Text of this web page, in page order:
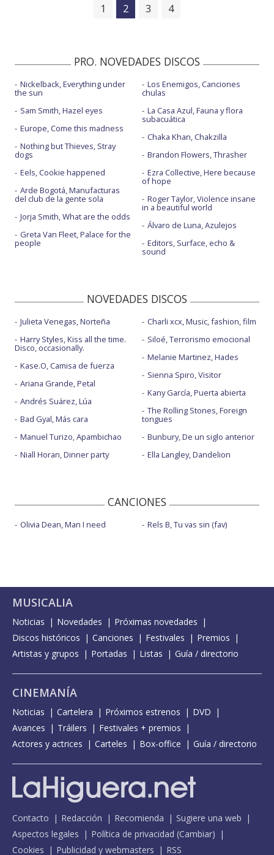
1 2 3 4
PRO. NOVEDADES DISCOS
Nickelback, Everything under
the sun
Sam Smith, Hazel eyes
Europe, Come this madness
Nothing but Thieves, Stray
dogs
Eels, Cookie happened
Arde Bogotá, Manufacturas
del club de la gente sola
Jorja Smith, What are the odds
Greta Van Fleet, Palace for the
people
Los Enemigos, Canciones
chulas
La Casa Azul, Fauna y flora
subacuática
Chaka Khan, Chakzilla
Brandon Flowers, Thrasher
Ezra Collective, Here because
of hope
Roger Taylor, Violence insane
in a beautiful world
Álvaro de Luna, Azulejos
Editors, Surface, echo &
sound
NOVEDADES DISCOS
Julieta Venegas, Norteña
Harry Styles, Kiss all the time.
Disco, occasionally.
Kase.O, Camisa de fuerza
Ariana Grande, Petal
Andrés Suárez, Lúa
Bad Gyal, Más cara
Manuel Turizo, Apambichao
Niall Horan, Dinner party
Charli xcx, Music, fashion, film
Siloé, Terrorismo emocional
Melanie Martinez, Hades
Sienna Spiro, Visitor
Kany García, Puerta abierta
The Rolling Stones, Foreign
tongues
Bunbury, De un siglo anterior
Ella Langley, Dandelion
CANCIONES
Olivia Dean, Man I need Rels B, Tu vas sin (fav)
MUSICALIA
Noticias Novedades
Próximas novedades
Discos históricos
Canciones Festivales
Premios
Artistas y grupos
Portadas Listas Guía / directorio
CINEMANÍA
Noticias Cartelera Próximos estrenos
DVD
Avances
Tráilers
Festivales + premios
Actores y actrices
Carteles Box-office Guía / directorio
Contacto Redacción Recomienda
Sugiere una web
Aspectos legales
Política de privacidad (Cambiar)
Cookies
Publicidad y webmasters RSS